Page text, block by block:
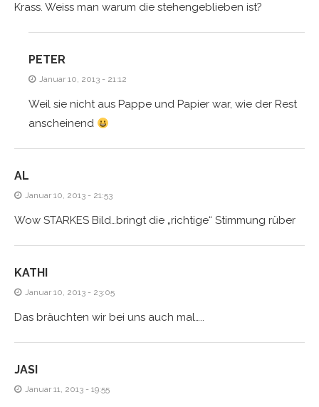
Krass. Weiss man warum die stehengeblieben ist?
PETER
Januar 10, 2013 - 21:12
Weil sie nicht aus Pappe und Papier war, wie der Rest
anscheinend
AL
Januar 10, 2013 - 21:53
Wow STARKES Bild…bringt die „richtige“ Stimmung rüber
KATHI
Januar 10, 2013 - 23:05
Das bräuchten wir bei uns auch mal…..
JASI
Januar 11, 2013 - 19:55